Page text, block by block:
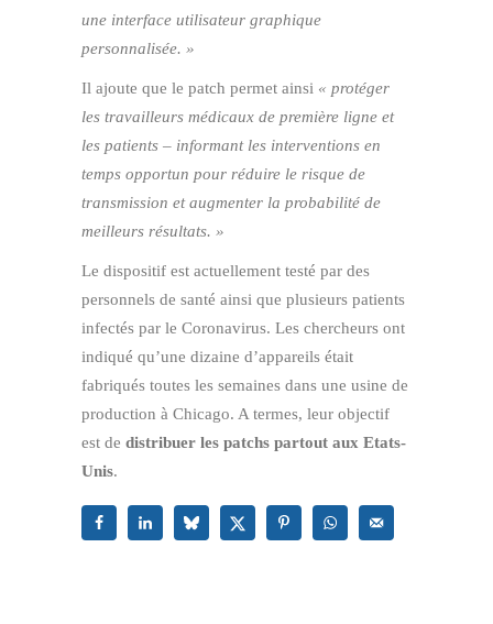
une interface utilisateur graphique
personnalisée. »
Il ajoute que le patch permet ainsi « protéger
les travailleurs médicaux de première ligne et
les patients – informant les interventions en
temps opportun pour réduire le risque de
transmission et augmenter la probabilité de
meilleurs résultats. »
Le dispositif est actuellement testé par des
personnels de santé ainsi que plusieurs patients
infectés par le Coronavirus. Les chercheurs ont
indiqué qu’une dizaine d’appareils était
fabriqués toutes les semaines dans une usine de
production à Chicago. A termes, leur objectif
est de distribuer les patchs partout aux Etats-
Unis.